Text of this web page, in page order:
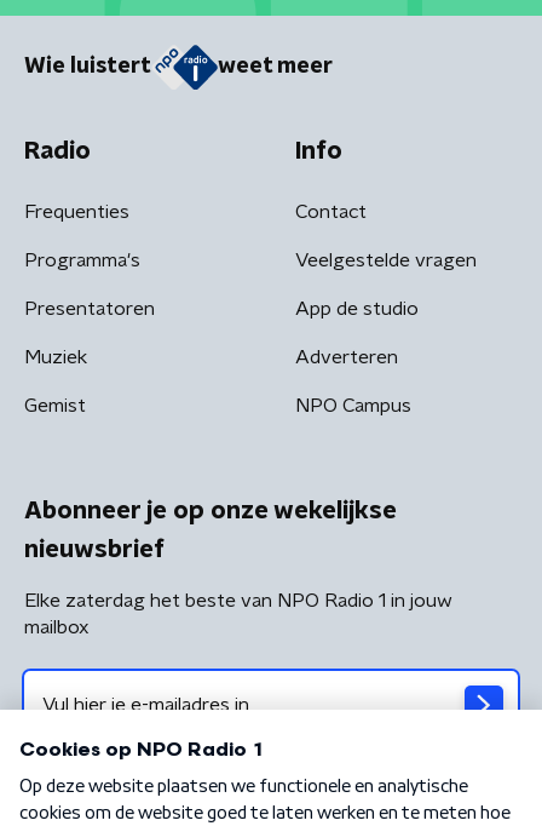
Wie luistert weet meer
Radio
Frequenties
Programma's
Presentatoren
Muziek
Gemist
Info
Contact
Veelgestelde vragen
App de studio
Adverteren
NPO Campus
Abonneer je op onze wekelijkse
nieuwsbrief
Elke zaterdag het beste van NPO Radio 1 in jouw
mailbox